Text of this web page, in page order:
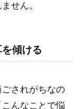
せん。
傾ける
されがちなの
んなことで悩